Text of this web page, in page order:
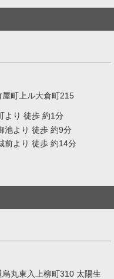
町上ル大倉町215
より 徒歩 約1分
池より 徒歩 約9分
前より 徒歩 約14分
丸東入上柳町310 太陽生